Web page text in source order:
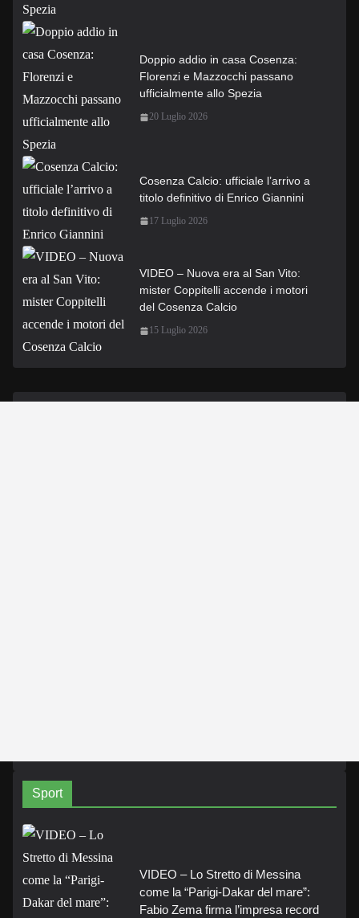
Doppio addio in casa Cosenza:
Florenzi e Mazzocchi passano
ufficialmente allo Spezia
20 Luglio 2026
Cosenza Calcio: ufficiale l’arrivo a
titolo definitivo di Enrico Giannini
17 Luglio 2026
VIDEO – Nuova era al San Vito:
mister Coppitelli accende i motori
del Cosenza Calcio
15 Luglio 2026
Sport
VIDEO – Lo Stretto di Messina
come la “Parigi-Dakar del mare”:
Fabio Zema firma l’impresa record